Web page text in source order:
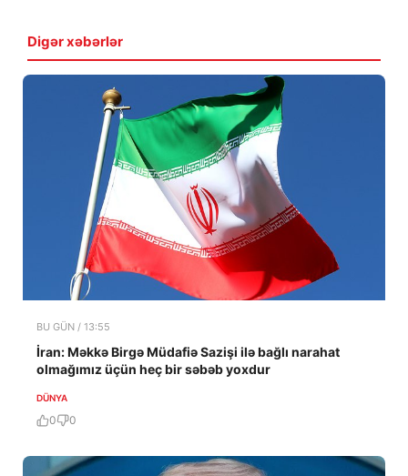
Digər xəbərlər
BU GÜN / 13:55
İran: Məkkə Birgə Müdafiə Sazişi ilə bağlı narahat
olmağımız üçün heç bir səbəb yoxdur
DÜNYA
0 0